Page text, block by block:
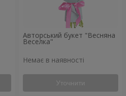
Авторський букет "Весняна
Веселка"
Немає в наявності
Уточнити